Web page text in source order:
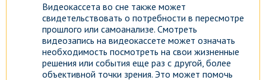
Видеокассета во сне также может
свидетельствовать о потребности в пересмотре
прошлого или самоанализе. Смотреть
видеозапись на видеокассете может означать
необходимость посмотреть на свои жизненные
решения или события еще раз с другой, более
объективной точки зрения. Это может помочь